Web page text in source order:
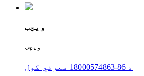
ویچټ
ویچټ
د 86-18000574863 معرفي کول